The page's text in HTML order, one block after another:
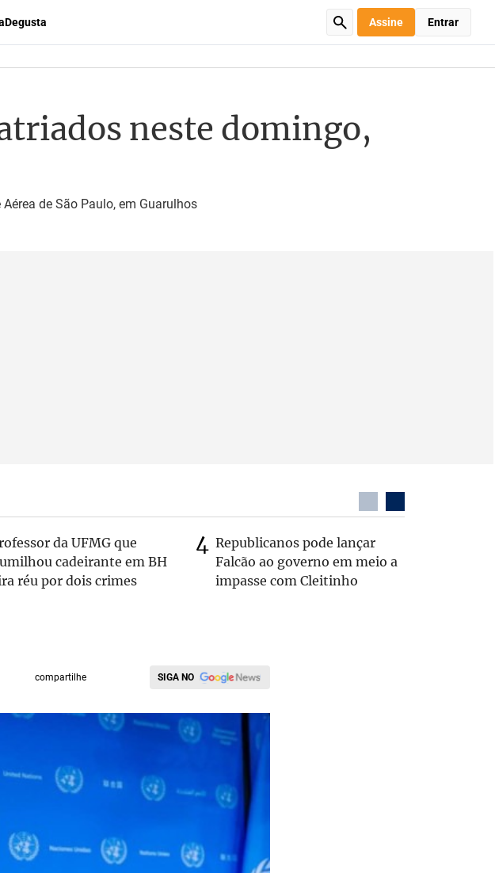
Degusta Assine Entrar
neste domingo,
de São Paulo, em Guarulhos
da UFMG que
cadeirante em BH
réu por dois crimes
Republicanos pode lançar
Falcão ao governo em meio a
impasse com Cleitinho
compartilhe SIGA NO